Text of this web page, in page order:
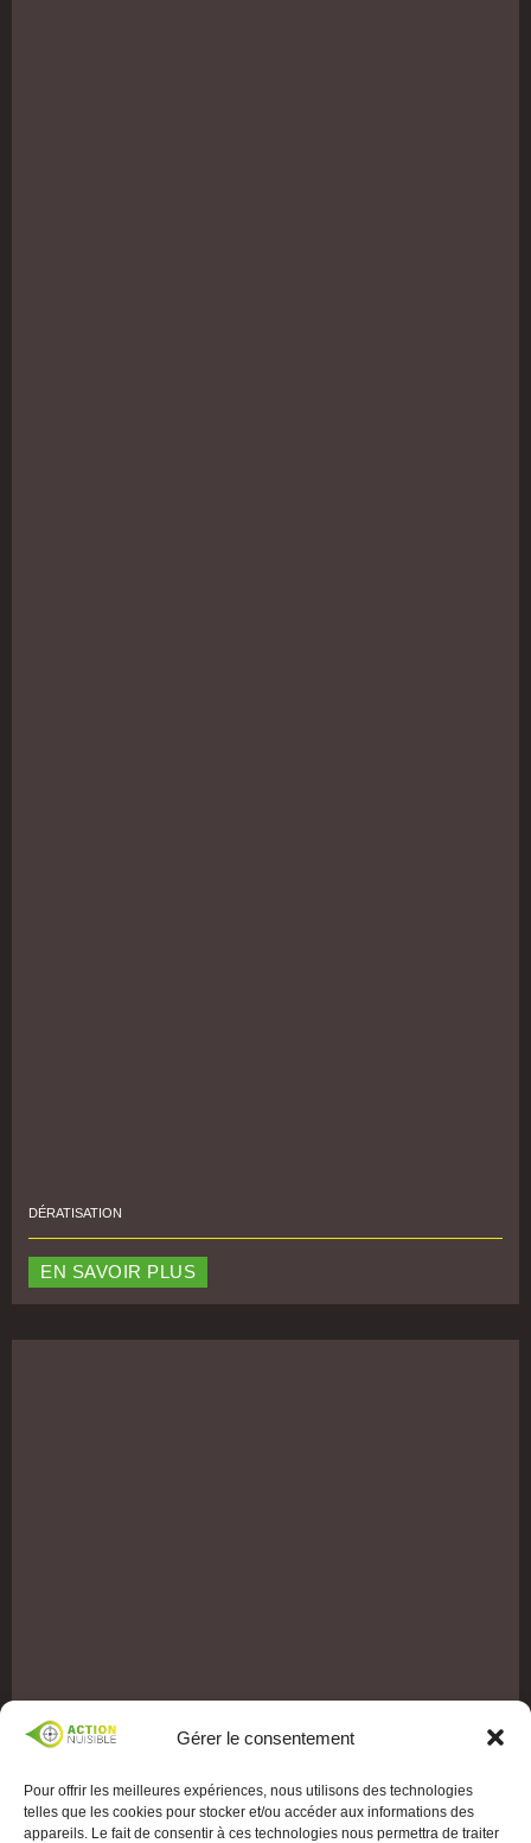
Gérer le consentement
Pour offrir les meilleures expériences, nous utilisons des technologies
telles que les cookies pour stocker et/ou accéder aux informations des
appareils. Le fait de consentir à ces technologies nous permettra de traiter
DÉRATISATION
EN SAVOIR PLUS